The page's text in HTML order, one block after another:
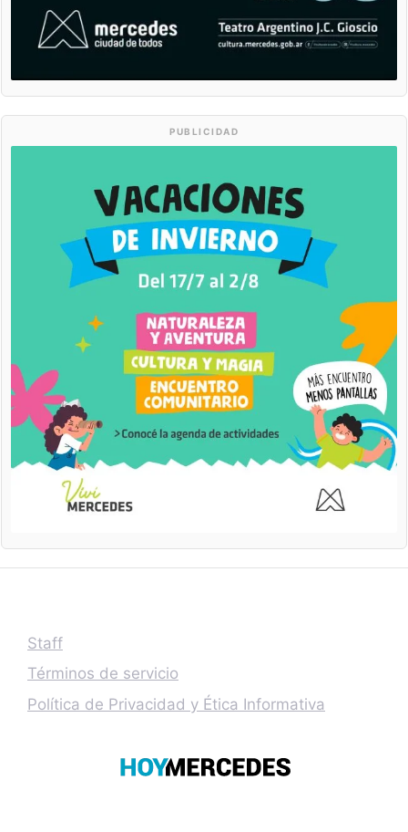
PUBLICIDAD
Staff
Términos de servicio
Política de Privacidad y Ética Informativa